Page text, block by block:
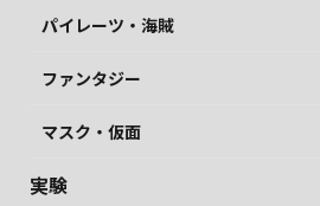
パイレーツ・海賊
ファンタジー
マスク・仮面
実験